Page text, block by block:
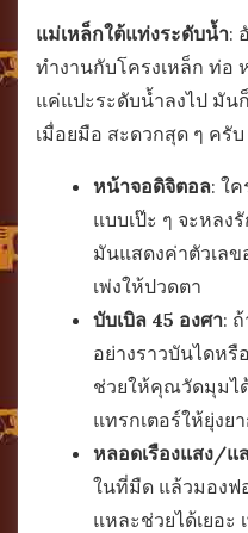
แม่เหล็กใต้แท่งระดับน้ำ:
ทำงานกับโครงเหล็ก ท่อ
แค่แปะระดับน้ำลงไป มัน
เมื่อยมือ สะดวกสุด ๆ ครับ
หน้าจอดิจิตอล: ใ
แบบเป๊ะ ๆ จะหลง
มันแสดงค่าตัวเลข
เพ่งให้ปวดตา
บับเบิล 45 องศา:
อย่างราวบันไดหรื
ช่วยให้คุณวัดมุมไ
แทรกเตอร์ให้ยุ่งย
หลอดเรืองแสง/แ
ในที่มืด แล้วมองฟ
แหละช่วยได้เยอะ